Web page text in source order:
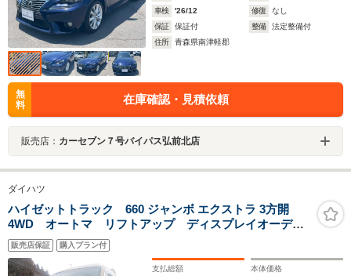
車検
'26/12 修復
なし
保証
保証付 整備
法定整備付
住所
青森県南津軽郡
無
料
在庫確認・見積依頼
販売店： カーセブン７号バイパス弘前北店
ダイハツ
ハイゼットトラック 660 ジャンボ エクストラ 3方開
4WD オートマ リフトアップ ディスプレイオーディ
オ Bluetooth バックカメラ 社外LEDテールランプ
14インチアルミ スマートアシスト スマートキー デ
フロック
販売店保証 購入プラン付
支払総額 本体価格